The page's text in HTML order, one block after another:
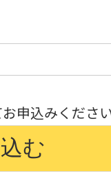
申込みくださ